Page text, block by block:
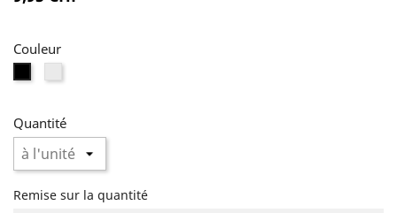
Couleur
Quantité
Remise sur la quantité